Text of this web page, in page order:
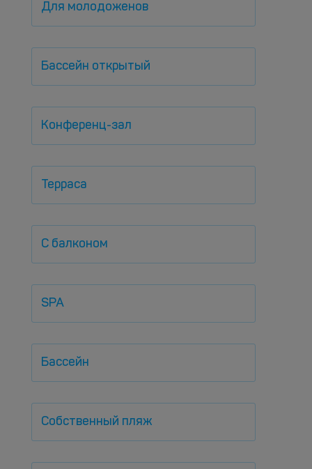
Для молодоженов
Бассейн открытый
Конференц-зал
Терраса
С балконом
SPA
Бассейн
Собственный пляж